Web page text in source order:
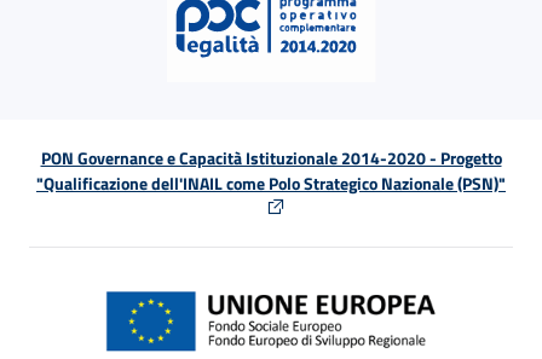
PON Governance e Capacità Istituzionale 2014-2020 - Progetto
"Qualificazione dell'INAIL come Polo Strategico Nazionale (PSN)"